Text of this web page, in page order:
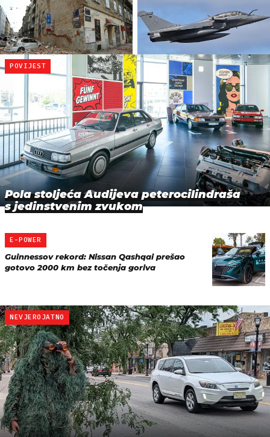
POVIJEST
Pola stoljeća Audijeva peterocilindraša
s jedinstvenim zvukom
E-POWER
Guinnessov rekord: Nissan Qashqai prešao
gotovo 2000 km bez točenja goriva
NEVJEROJATNO